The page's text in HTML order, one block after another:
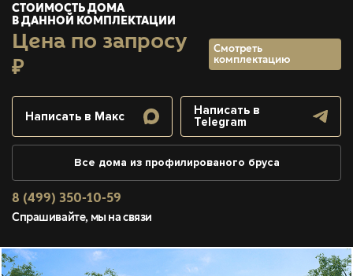
СТОИМОСТЬ ДОМА
В ДАННОЙ КОМПЛЕКТАЦИИ
Цена по запросу
₽
Смотреть
комплектацию
Написать в Макс
Написать в
Telegram
Все дома из профилированого бруса
8 (499) 350-10-59
Спрашивайте, мы на связи